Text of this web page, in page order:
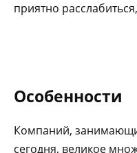
приятно
Особенности
Компаний,
сегодня, великое